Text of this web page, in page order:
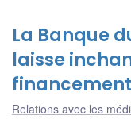
La Banque
laisse
financement
Relations avec les